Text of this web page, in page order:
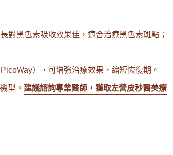
對黑色素吸收效果佳，適合治療黑色素斑點；
），可增強治療效果，縮短恢復期。
型。 建議諮詢專業醫師，獲取左營皮秒醫美療